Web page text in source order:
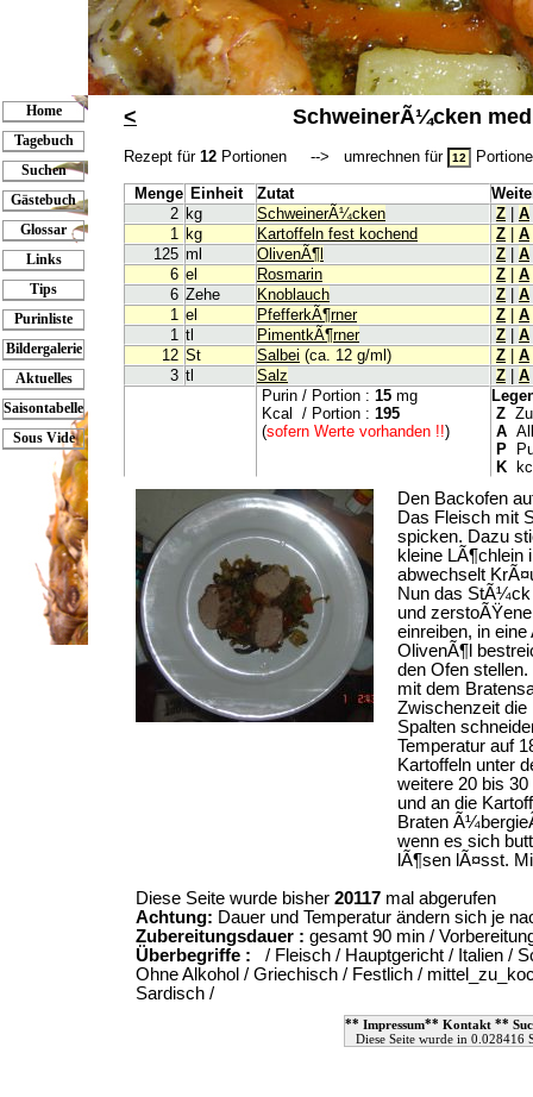
Home
Tagebuch
Suchen
Gästebuch
Glossar
Links
Tips
Purinliste
Bildergalerie
Aktuelles
Saisontabelle
Sous Vide
< SchweinerÃ¼cken
Rezept für 12 Portionen --> umrechnen für
Menge Einheit Zutat
2 kg SchweinerÃ¼cken Z A
1 kg Kartoffeln fest kochend Z A
125 ml OlivenÃ¶l Z A
6 el Rosmarin Z A
6 Zehe Knoblauch Z A
1 el PfefferkÃ¶rner Z A
1 tl PimentkÃ¶rner Z A
12 St Salbei (ca. 12 g/ml) Z A
3 tl Salz Z A
Purin / Portion : 15 mg
Kcal / Portion : 195
(sofern Werte vorhanden !!)
Z
A
P
K
Den Backofen
Das Fleisch mit
spicken. Dazu
kleine LÃ¶chlein
abwechselt
Nun das
und
einreiben, in
OlivenÃ¶l
den Ofen
mit dem
Zwischenzeit die
Spalten
Temperatur auf
Kartoffeln unter
weitere 20 bis
und an die
Braten
wenn es sich
lÃ¶sen lÃ¤sst.
Diese Seite wurde bisher 20117 mal abgerufen
Achtung: Dauer und Temperatur ändern sich je
Zubereitungsdauer : gesamt 90 min /
Überbegriffe : / Fleisch / Hauptgericht / Italien /
Ohne Alkohol / Griechisch / Festlich /
Sardisch /
** Impressum** Kontakt **
Diese Seite wurde in 0.028416